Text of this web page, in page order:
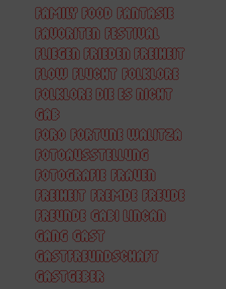
FAMILY FOOD FANTASIE
FAVORITEN FESTIVAL
FLIEGEN FRIEDEN FREIHEIT
FLOW FLUCHT FOLKLORE
FOLKLORE DIE ES NICHT
GAB
FORO FORTUNE WALITZA
FOTOAUSSTELLUNG
FOTOGRAFIE FRAUEN
FREIHEIT FREMDE FREUDE
FREUNDE GABI LINCAN
GANG GAST
GASTFREUNDSCHAFT
GASTGEBER